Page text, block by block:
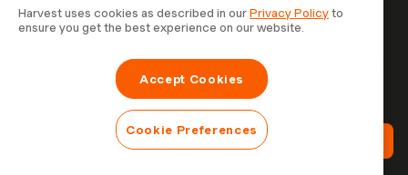
houden — begin nu
Sluit je aan bij meer dan 70.000 bedrijven die tijd
registreren, klanten factureren en sneller betaald worden
met Harvest. Gratis te proberen, in 30 seconden
Probeer Harvest Gratis
Harvest uses cookies as described in ourPrivacy Policyto
ensure you get the best experience on our website.
Accept Cookies
Cookie Preferences